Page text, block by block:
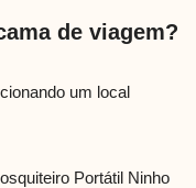
de viagem?
um local
Portátil Ninho